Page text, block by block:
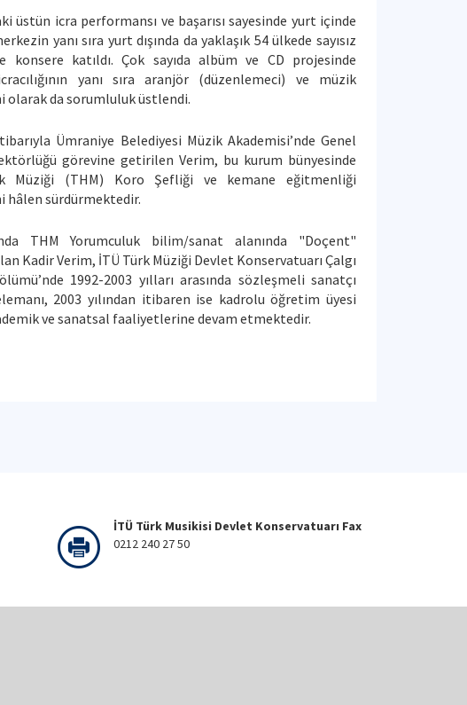
üstün icra performansı ve başarısı sayesinde yurt içinde
yanı sıra yurt dışında da yaklaşık 54 ülkede sayısız
konsere katıldı. Çok sayıda albüm ve CD projesinde
yanı sıra aranjör (düzenlemeci) ve müzik
olarak da sorumluluk üstlendi.
Ümraniye Belediyesi Müzik Akademisi’nde Genel
görevine getirilen Verim, bu kurum bünyesinde
Müziği (THM) Koro Şefliği ve kemane eğitmenliği
hâlen sürdürmektedir.
THM Yorumculuk bilim/sanat alanında "Doçent"
Kadir Verim, İTÜ Türk Müziği Devlet Konservatuarı Çalgı
1992-2003 yılları arasında sözleşmeli sanatçı
2003 yılından itibaren ise kadrolu öğretim üyesi
ve sanatsal faaliyetlerine devam etmektedir.
İTÜ Türk Musikisi Devlet Konservatuarı Fax
0212 240 27 50